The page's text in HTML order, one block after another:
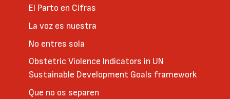
El Parto en Cifras
La voz es nuestra
No entres sola
Obstetric Violence Indicators in UN
Sustainable Development Goals framework
Que no os separen